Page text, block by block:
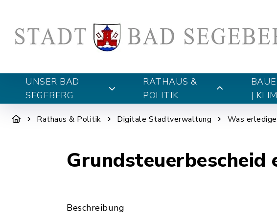
UNSER BAD
SEGEBERG
RATHAUS &
POLITIK
|
Rathaus & Politik Digitale Stadtverwaltung Was
Grundsteuerbescheid
Beschreibung